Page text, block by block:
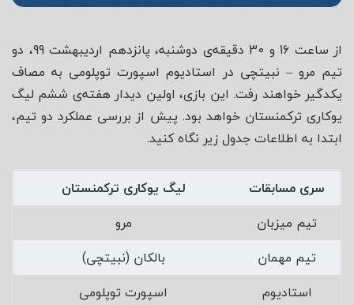
از ساعت 16 و 30 دقیقه‌ی دوشنبه، پانزدهم اردیبهشت 99، دو
تیم مرو – نبیتچی در استادیوم اسپورت توپلومی به مصاف
یکدگیر خواهند رفت. این بازی، اولین دیدار هفته‌ی ششم لیگ
یوکاری ترکمنستان خواهد بود. پیش از بررسی عملکرد دو تیم،
ابتدا به اطلاعات جدول زیر نگاه کنید.
سری مسابقات
لیگ یوکاری ترکمنستان
تیم میزبان
مرو
تیم مهمان
بالکان (نبیتچی)
استادیوم
اسپورت توپلومی